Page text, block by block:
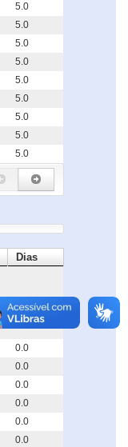
5.0
5.0
5.0
5.0
5.0
5.0
5.0
5.0
5.0
Dias
0.0
0.0
0.0
0.0
0.0
0.0
0.0